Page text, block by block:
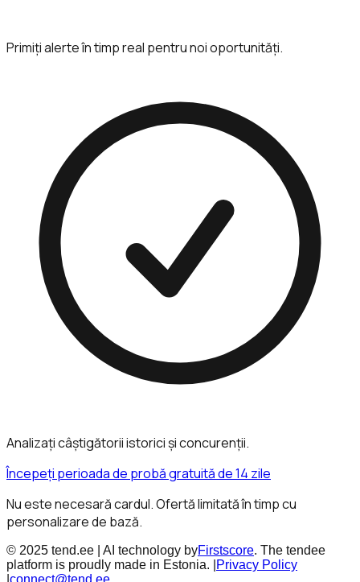
Primiți alerte în timp real pentru noi oportunități.
Analizați câștigătorii istorici și concurenții.
Începeți perioada de probă gratuită de 14 zile
Nu este necesară cardul. Ofertă limitată în timp cu
personalizare de bază.
© 2025 tend.ee | AI technology byFirstscore. The tendee
platform is proudly made in Estonia. |
Privacy Policy